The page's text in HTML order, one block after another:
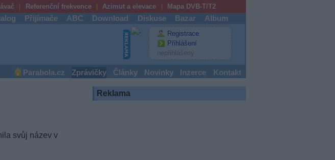
Referenční frekvence Azimut a elevace Mapa DVB-T/T2
Přijímače ABC Download Diskuse Bazar Album
Registrace
Přihlášení
nepřihlášený
Parabola.cz Zprávičky Články Novinky Inzerce Kontakt
svůj název v
Reklama